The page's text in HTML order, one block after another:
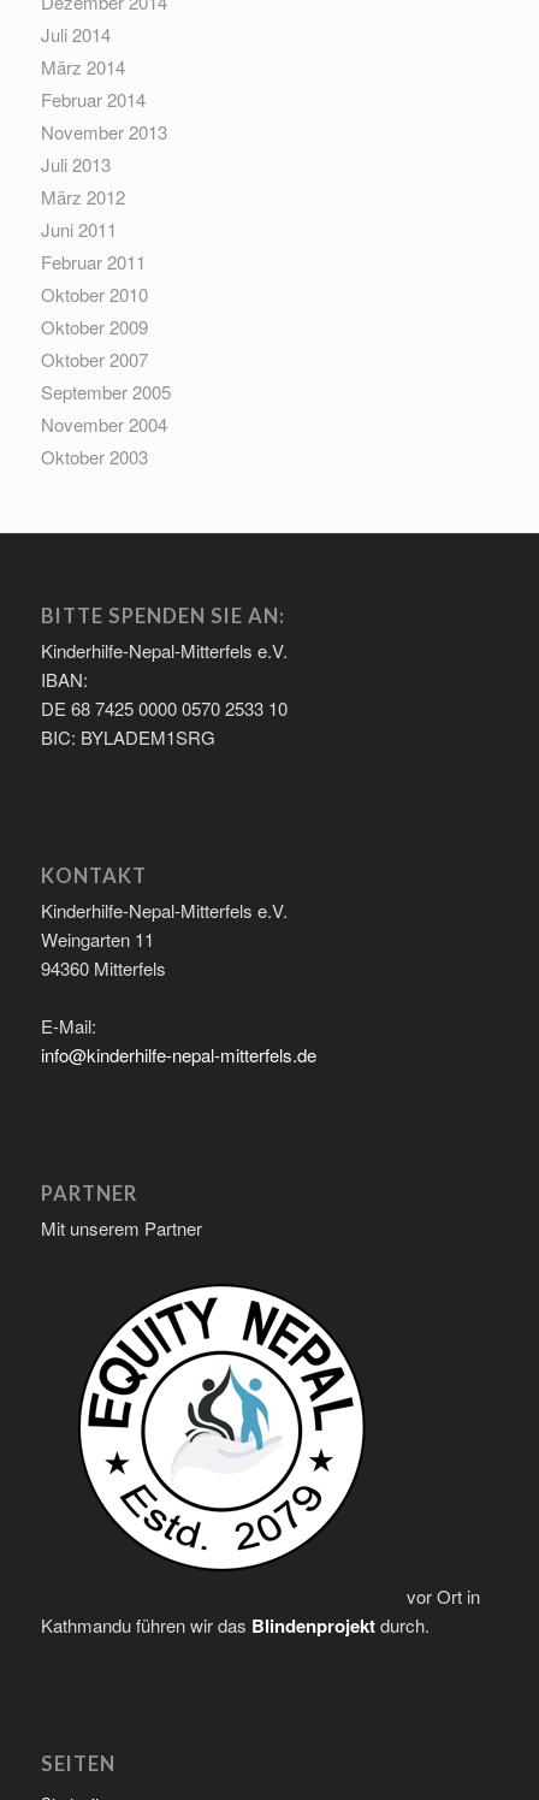
Juli 2014
März 2014
Februar 2014
November 2013
Juli 2013
März 2012
Juni 2011
Februar 2011
Oktober 2010
Oktober 2009
Oktober 2007
September 2005
November 2004
Oktober 2003
BITTE SPENDEN SIE AN:
Kinderhilfe-Nepal-Mitterfels e.V.
IBAN:
DE 68 7425 0000 0570 2533 10
BIC: BYLADEM1SRG
KONTAKT
Kinderhilfe-Nepal-Mitterfels e.V.
Weingarten 11
94360 Mitterfels
E-Mail:
info@kinderhilfe-nepal-mitterfels.de
PARTNER
Mit unserem Partner
vor Ort in
Kathmandu führen wir das Blindenprojektdurch.
SEITEN